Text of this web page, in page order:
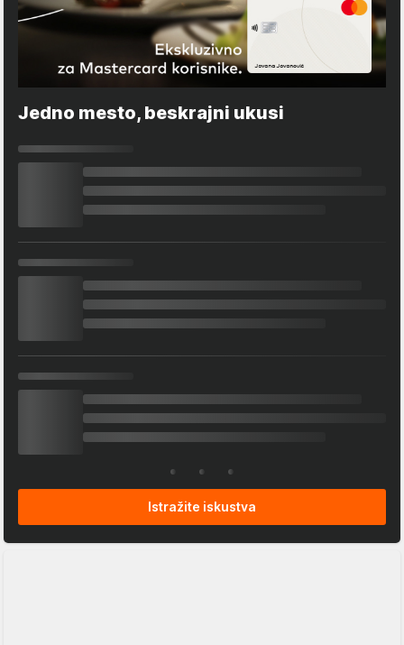
Jedno mesto, beskrajni ukusi
Istražite iskustva